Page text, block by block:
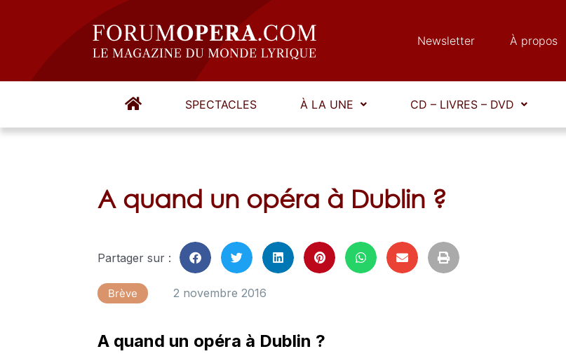
Newsletter À propos
SPECTACLES À LA UNE CD – LIVRES – DVD
A quand un opéra à Dublin ?
Partager sur :
Brève 2 novembre 2016
A quand un opéra à Dublin ?